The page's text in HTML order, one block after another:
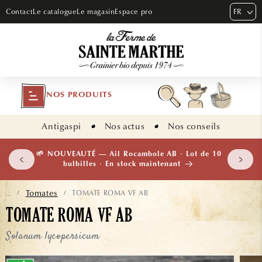
ET PASSER
ContactLe catalogueLe magasinEspace pro FR
NOS PRODUITS
Antigaspi Nos actus Nos conseils
🌱 NOUVEAUTÉ — Ail Rocambole AB · Lot de 10
bulbilles · En stock maintenant
... / Tomates / TOMATE ROMA VF AB
TOMATE ROMA VF AB
Solanum lycopersicum
AUX